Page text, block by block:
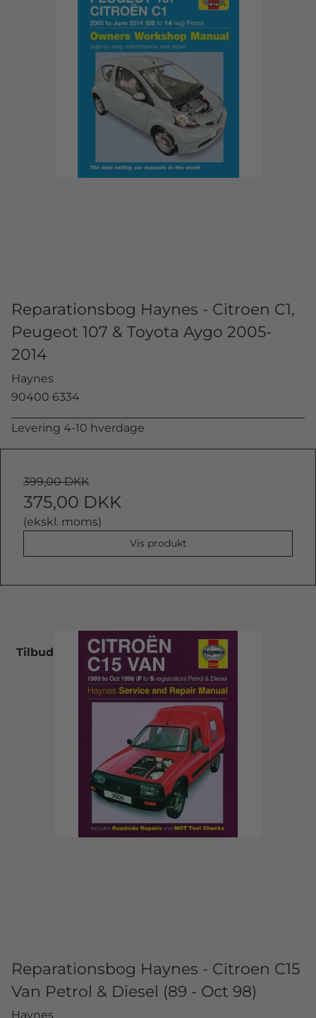
Reparationsbog Haynes - Citroen C1,
Peugeot 107 & Toyota Aygo 2005-
2014
Haynes
90400 6334
Levering 4-10 hverdage
399,00 DKK
375,00 DKK
(ekskl. moms)
Vis produkt
Tilbud
Reparationsbog Haynes - Citroen C15
Van Petrol & Diesel (89 - Oct 98)
Haynes